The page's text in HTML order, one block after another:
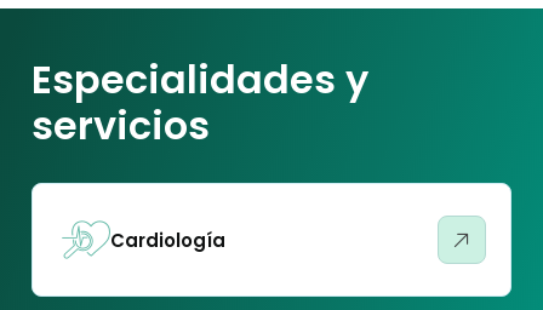
Especialidades y
servicios
Cardiología